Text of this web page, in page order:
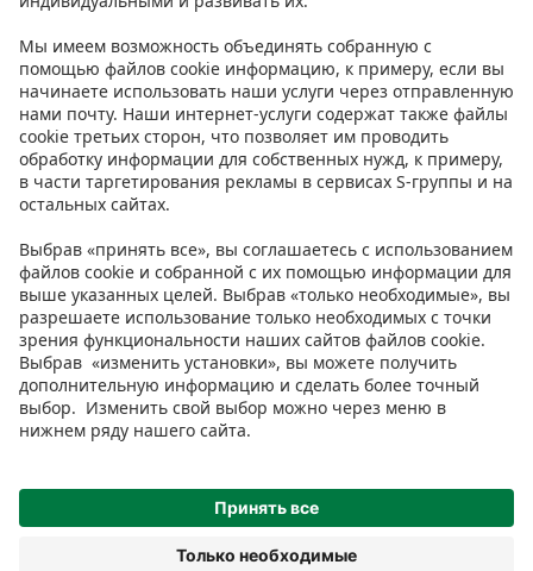
Инструкции
Условия
Prisma Konto
Язык:ETENRU